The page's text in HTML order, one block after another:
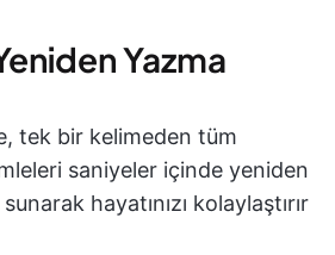
Yazma
tek bir kelimeden tüm
saniyeler içinde yeniden
hayatınızı kolaylaştırır